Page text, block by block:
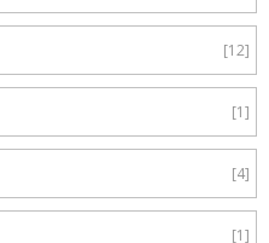
12
1
4
1